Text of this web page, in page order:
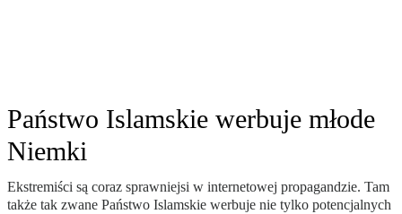
Państwo Islamskie werbuje młode
Niemki
Ekstremiści są coraz sprawniejsi w internetowej propagandzie. Tam
także tak zwane Państwo Islamskie werbuje nie tylko potencjalnych